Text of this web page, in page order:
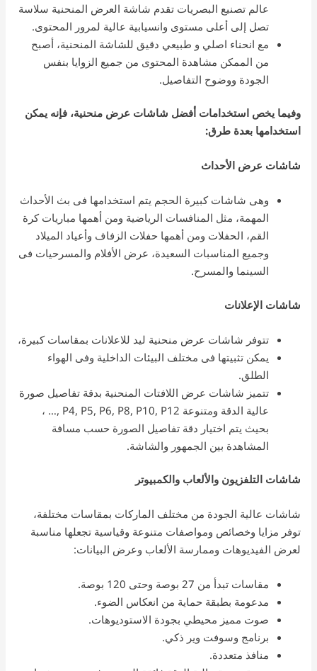
عالم تصنيع البصريات تقدم شاشة العرض المنحنية سلاسة
تصل إلى أعلى مستوى وانسيابية عالية لمرور المحتوى.
مع انحناء اصلي و طبيعي دقيق للشاشة المنحنية، أصبح
من الممكن مشاهدة المحتوى من جميع الزوايا بنفس
الجودة ووضوح التفاصيل.
وفيما يخص استخدامات أفضل شاشات عرض منحنية، فإنه يمكن
استخدامها بعدة طرق:
شاشات عرض الأحداث
وهى شاشات كبيرة الحجم يتم استخدامها فى بث الأحداث
المهمة، مثل المنافسات الرياضية ومن أهمها مباريات كرة
القم، الحفلات ومن أهمها حفلات الزفاف وأعياد الميلاد
وجميع المناسبات السعيدة، عرض الأفلام والمسرحيات فى
السينما والمسرح.
شاشات الإعلانات
تتوفر شاشات عرض منحنية ليد للاعلانات بمقاسات كبيرة،
يمكن تثبيتها فى مختلف البيئات الداخلية وفى الهواء
الطلق.
تتميز شاشات عرض اللافتات المنحنية بدقة تفاصيل صورة
عالية الدقة ومتنوعة P4, P5, P6, P8, P10, P12 ,… ،
بحيث يتم اختيار دقة تفاصيل الصورة حسب مسافة
المشاهدة بين الجمهور والشاشة.
شاشات التلفزيون والألعاب والكمبيوتر
شاشات عالية الجودة من مختلف الماركات بمقاسات مختلفة،
توفر مزايا وخصائص ومواصفات متنوعة وقياسية تجعلها مناسبة
لعرض الفيديوهات وممارسة الألعاب وعرض البيانات:
مقاسات تبدأ من 27 بوصة وحتى 120 بوصة.
مدعومة بطبقة حماية من انعكاس الضوء.
صوت مميز محيطي بجودة الاستوديوهات.
برنامج وسوفت وير ذكي.
منافذ متعددة.